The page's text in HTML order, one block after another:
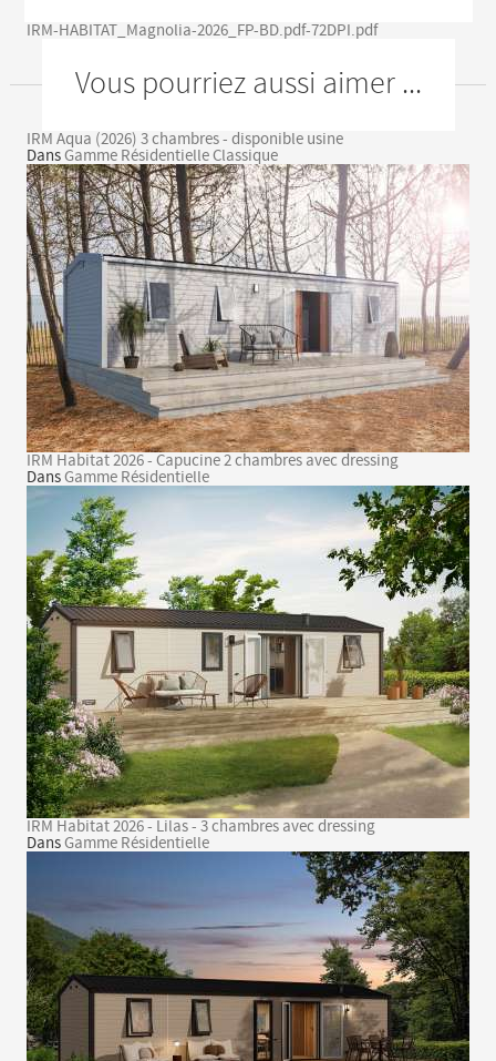
IRM-HABITAT_Magnolia-2026_FP-BD.pdf-72DPI.pdf
Vous pourriez aussi aimer ...
IRM Aqua (2026) 3 chambres - disponible usine
DansGamme Résidentielle Classique
IRM Habitat 2026 - Capucine 2 chambres avec dressing
DansGamme Résidentielle
IRM Habitat 2026 - Lilas - 3 chambres avec dressing
DansGamme Résidentielle